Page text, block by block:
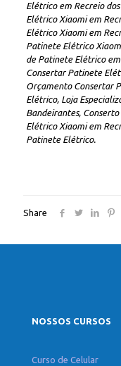
Elétrico em Recreio
Elétrico Xiaomi em
Elétrico Xiaomi em
Patinete Elétrico
de Patinete Elétrico
Consertar Patinete
Orçamento Consertar
Elétrico, Loja
Bandeirantes,
Elétrico Xiaomi em
Patinete Elétrico.
Share
NOSSOS CURSOS
Curso de Celular